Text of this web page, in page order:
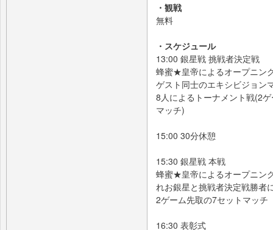
・観戦
無料
・スケジュール
13:00 銀星戦 挑戦者決定戦
蜂蜜★皇帝によるオープニン
ゲスト同士のエキシビジョン
8人によるトーナメント戦(2
マッチ)
15:00 30分休憩
15:30 銀星戦 本戦
蜂蜜★皇帝によるオープニン
れお銀星と挑戦者決定戦勝者
2ゲーム先取の7セットマッチ
16:30 表彰式